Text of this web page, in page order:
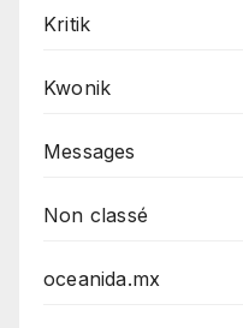
Kritik
Kwonik
Messages
Non classé
oceanida.mx